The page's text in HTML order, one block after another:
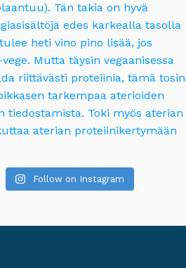
Follow on Instagram